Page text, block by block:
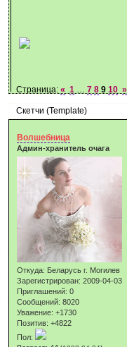
Скетчи (Template)
Страница:« 1 … 7 8 9 10 »
Волшебница
Админ-хранитель очага
Откуда: Беларусь г. Могилев
Зарегистрирован: 2009-04-03
Приглашений: 0
Сообщений: 8020
Уважение: +1730
Позитив: +4822
Пол: